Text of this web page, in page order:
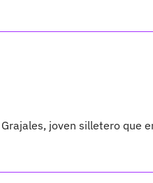
joven silletero que